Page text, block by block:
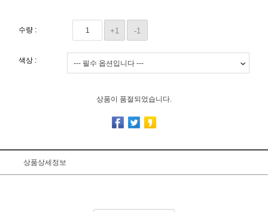
수량 : +1 -1
색상 :
상품이 품절되었습니다.
상품상세정보